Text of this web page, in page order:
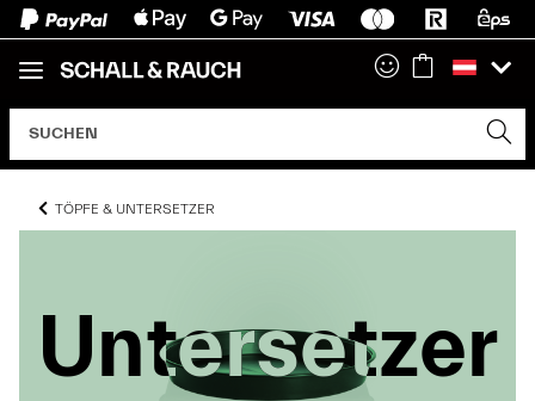
TÖPFE & UNTERSETZER
Untersetzer
Untersetzer
Untersetzer